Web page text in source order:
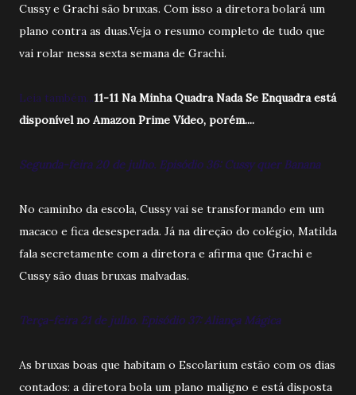
Cussy e Grachi são bruxas. Com isso a diretora bolará um
plano contra as duas.Veja o resumo completo de tudo que
vai rolar nessa sexta semana de Grachi.
Leia também...11-11 Na Minha Quadra Nada Se Enquadra está
disponível no Amazon Prime Vídeo, porém....
Segunda-feira 20 de julho. Episódio 36: Cussy quer Banana
No caminho da escola, Cussy vai se transformando em um
macaco e fica desesperada. Já na direção do colégio, Matilda
fala secretamente com a diretora e afirma que Grachi e
Cussy são duas bruxas malvadas.
Terça-feira 21 de julho. Episódio 37: Aliança Mágica
As bruxas boas que habitam o Escolarium estão com os dias
contados: a diretora bola um plano maligno e está disposta